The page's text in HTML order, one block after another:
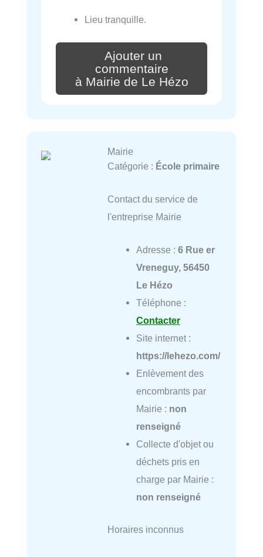
Lieu tranquille.
Ajouter un
commentaire
à Mairie de Le Hézo
Mairie
Catégorie : École primaire
Contact du service de
l'entreprise Mairie
Adresse : 6 Rue er
Vreneguy, 56450
Le Hézo
Téléphone :
Contacter
Site internet :
https://lehezo.com/
Enlèvement des
encombrants par
Mairie : non
renseigné
Collecte d'objet ou
déchets pris en
charge par Mairie :
non renseigné
Horaires inconnus